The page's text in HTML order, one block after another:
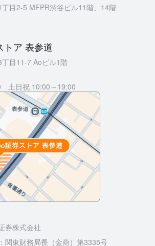
目2-5 MFPR渋谷ビル11階、14階
トア 表参道
目11-7 Aoビル1階
土日祝 10:00～19:00
券株式会社
関東財務局長（金商）第3335号